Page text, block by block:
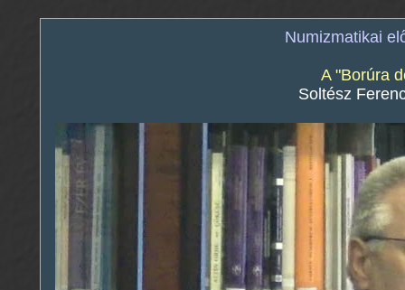
Numizmatikai
A "Borúra
Soltész